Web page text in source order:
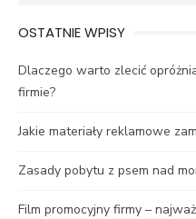
OSTATNIE WPISY
Dlaczego warto zlecić
firmie?
Jakie materiały reklamowe
Zasady pobytu z psem nad
Film promocyjny firmy –